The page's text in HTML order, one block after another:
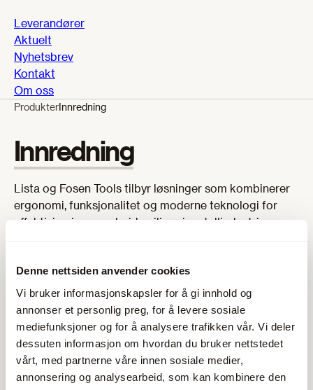
Denne nettsiden anvender cookies
Vi bruker informasjonskapsler for å gi innhold og
annonser et personlig preg, for å levere sosiale
mediefunksjoner og for å analysere trafikken vår. Vi deler
dessuten informasjon om hvordan du bruker nettstedet
vårt, med partnerne våre innen sosiale medier,
annonsering og analysearbeid, som kan kombinere den
Leverandører
Aktuelt
Nyhetsbrev
Kontakt
Om oss
ProdukterInnredning
Innredning
Lista og Fosen Tools tilbyr løsninger som kombinerer
ergonomi, funksjonalitet og moderne teknologi for
effektivisering av arbeidsmiljøer i metallindustrien.
ege@ege.no/23 24 10 00